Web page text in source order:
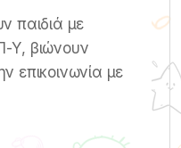
παιδιά με
Υ, βιώνουν
επικοινωνία με